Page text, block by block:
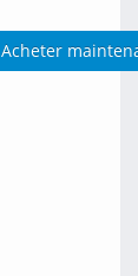
Acheter